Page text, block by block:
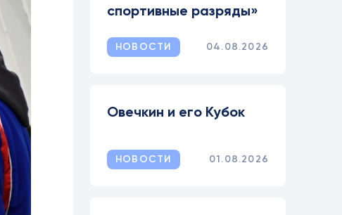
спортивные разряды»
НОВОСТИ 04.08.2026
Овечкин и его Кубок
НОВОСТИ 01.08.2026